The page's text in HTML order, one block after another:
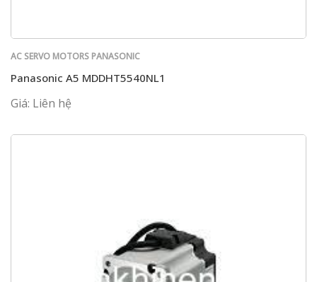
AC SERVO MOTORS PANASONIC
Panasonic A5 MDDHT5540NL1
Giá: Liên hệ